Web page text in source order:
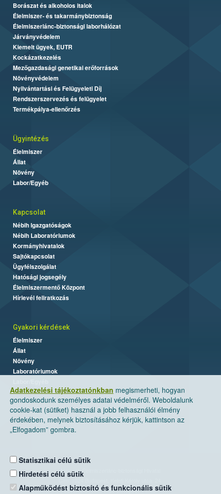
Adatkezelési tájékoztatónkban megismerheti, hogyan
gondoskodunk személyes adatai védelméről. Weboldalunk
cookie-kat (sütiket) használ a jobb felhasználói élmény
érdekében, melynek biztosításához kérjük, kattintson az
„Elfogadom” gombra.
Statisztikai célú sütik
Hirdetési célú sütik
Alapműködést biztosító és funkcionális sütik
Borászat és alkoholos italok
Élelmiszer- és takarmánybiztonság
Élelmiszerlánc-biztonsági laborhálózat
Járványvédelem
Kiemelt ügyek, EUTR
Kockázatkezelés
Mezőgazdasági genetikai erőforrások
Növényvédelem
Nyilvántartási és Felügyeleti Díj
Rendszerszervezés és felügyelet
Termékpálya-ellenőrzés
Ügyintézés
Élelmiszer
Állat
Növény
Labor/Egyéb
Kapcsolat
Nébih Igazgatóságok
Nébih Laboratóriumok
Kormányhivatalok
Sajtókapcsolat
Ügyfélszolgálat
Hatósági jogsegély
Élelmiszermentő Központ
Hírlevél feliratkozás
Gyakori kérdések
Élelmiszer
Állat
Növény
Laboratóriumok
Nemzeti Élelmiszerlánc-biztonsági Hivatal
Levelezési cím: 1525 Budapest. Pf. 30.